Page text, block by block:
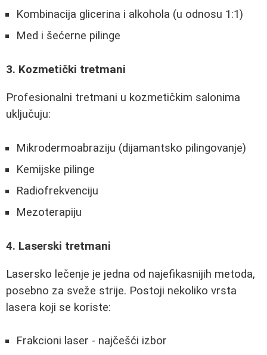
Kombinacija glicerina i alkohola (u odnosu 1:1)
Med i šećerne pilinge
3. Kozmetički tretmani
Profesionalni tretmani u kozmetičkim salonima
uključuju:
Mikrodermoabraziju (dijamantsko pilingovanje)
Kemijske pilinge
Radiofrekvenciju
Mezoterapiju
4. Laserski tretmani
Lasersko lečenje je jedna od najefikasnijih metoda,
posebno za sveže strije. Postoji nekoliko vrsta
lasera koji se koriste:
Frakcioni laser - najčešći izbor